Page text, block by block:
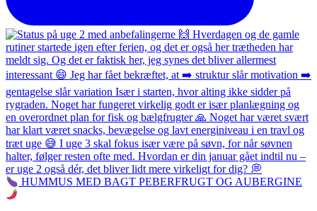
HUMMUS MED BAGT PEBERFRUGT OG AUBERGINE